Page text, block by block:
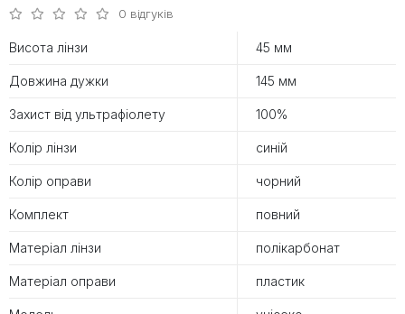
0 відгуків
Висота лінзи 45 мм
Довжина дужки 145 мм
Захист від ультрафіолету 100%
Колір лінзи синій
Колір оправи чорний
Комплект повний
Матеріал лінзи полікарбонат
Матеріал оправи пластик